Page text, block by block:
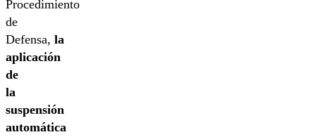
Procedimiento
de
Defensa, la
aplicación
de
la
suspensión
automática